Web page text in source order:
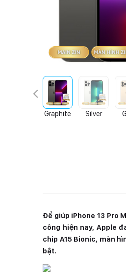
Graphite Silver
Để giúp iPhone 13 Pro
công hiện nay, Apple
chip A15 Bionic, màn
bật.